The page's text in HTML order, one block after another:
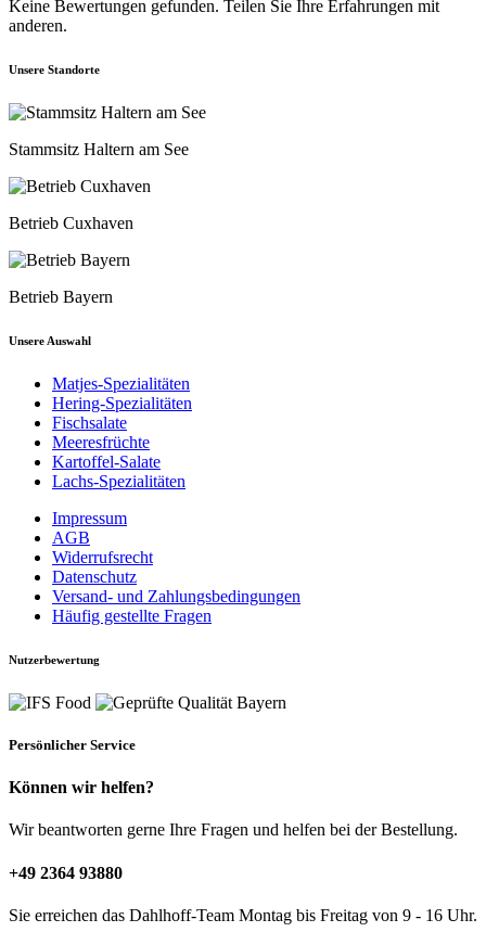
Keine Bewertungen gefunden. Teilen Sie Ihre Erfahrungen mit
anderen.
Unsere Standorte
Stammsitz Haltern am See
Betrieb Cuxhaven
Betrieb Bayern
Unsere Auswahl
Matjes-Spezialitäten
Hering-Spezialitäten
Fischsalate
Meeresfrüchte
Kartoffel-Salate
Lachs-Spezialitäten
Impressum
AGB
Widerrufsrecht
Datenschutz
Versand- und Zahlungsbedingungen
Häufig gestellte Fragen
Nutzerbewertung
Persönlicher Service
Können wir helfen?
Wir beantworten gerne Ihre Fragen und helfen bei der Bestellung.
+49 2364 93880
Sie erreichen das Dahlhoff-Team Montag bis Freitag von 9 - 16 Uhr.